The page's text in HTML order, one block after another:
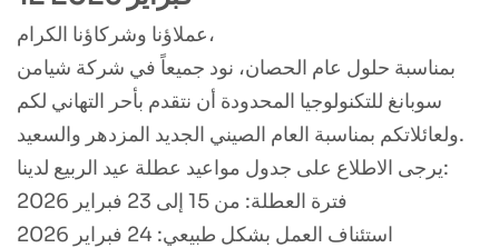
عملاؤنا وشركاؤنا الكرام،
بمناسبة حلول عام الحصان، نود جميعاً في شركة شيامن
سوبانغ للتكنولوجيا المحدودة أن نتقدم بأحر التهاني لكم
ولعائلاتكم بمناسبة العام الصيني الجديد المزدهر والسعيد.
يرجى الاطلاع على جدول مواعيد عطلة عيد الربيع لدينا:
فترة العطلة: من 15 إلى 23 فبراير 2026
استئناف العمل بشكل طبيعي: 24 فبراير 2026